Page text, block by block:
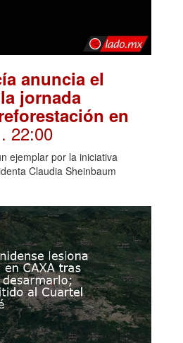
anuncia el
jornada
en
. 22:00
ejemplar por la iniciativa
Claudia Sheinbaum